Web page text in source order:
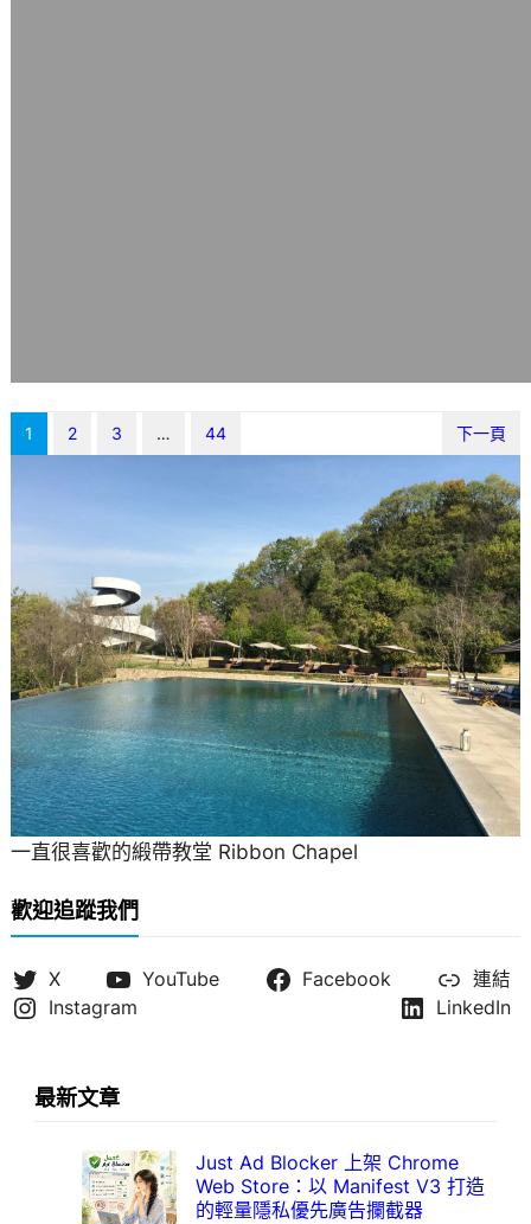
1 2 3 … 44 下一頁
一直很喜歡的緞帶教堂 Ribbon Chapel
歡迎追蹤我們
X YouTube Facebook
連結
Instagram
LinkedIn
最新文章
Just Ad Blocker 上架 Chrome
Web Store：以 Manifest V3 打造
的輕量隱私優先廣告攔截器